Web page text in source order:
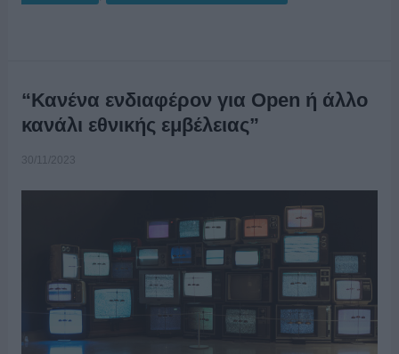
“Κανένα ενδιαφέρον για Open ή άλλο
κανάλι εθνικής εμβέλειας”
30/11/2023